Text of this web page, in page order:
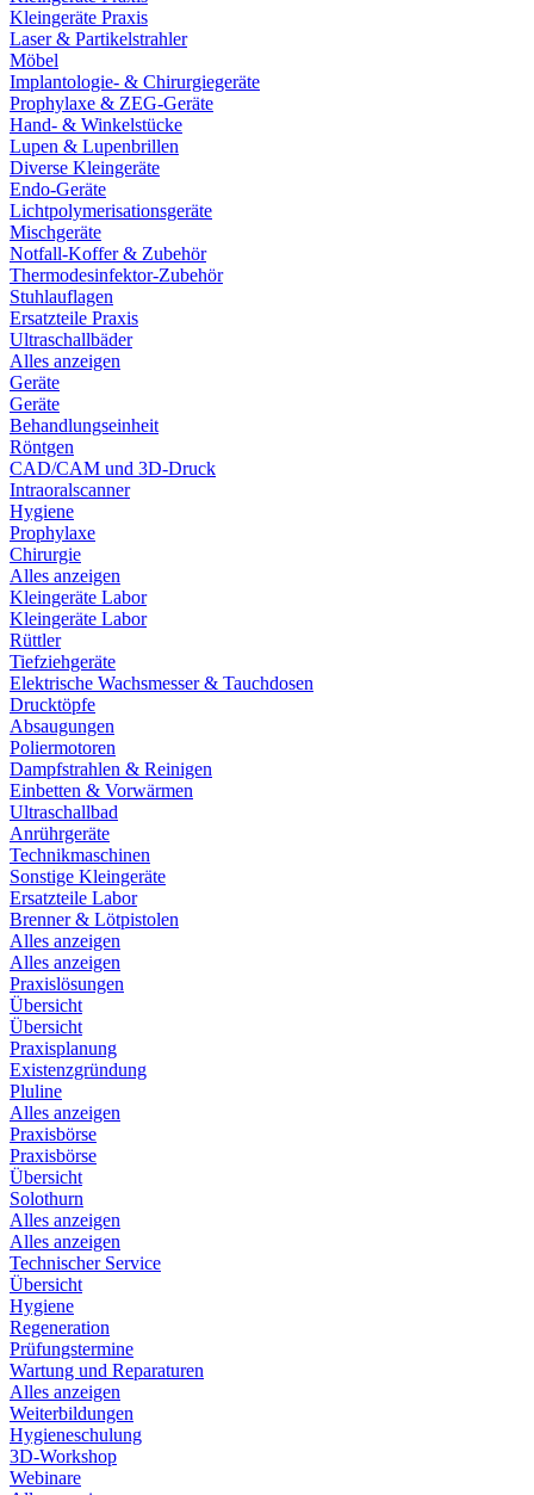
Kleingeräte Praxis
Laser & Partikelstrahler
Möbel
Implantologie- & Chirurgiegeräte
Prophylaxe & ZEG-Geräte
Hand- & Winkelstücke
Lupen & Lupenbrillen
Diverse Kleingeräte
Endo-Geräte
Lichtpolymerisationsgeräte
Mischgeräte
Notfall-Koffer & Zubehör
Thermodesinfektor-Zubehör
Stuhlauflagen
Ersatzteile Praxis
Ultraschallbäder
Alles anzeigen
Geräte
Geräte
Behandlungseinheit
Röntgen
CAD/CAM und 3D-Druck
Intraoralscanner
Hygiene
Prophylaxe
Chirurgie
Alles anzeigen
Kleingeräte Labor
Kleingeräte Labor
Rüttler
Tiefziehgeräte
Elektrische Wachsmesser & Tauchdosen
Drucktöpfe
Absaugungen
Poliermotoren
Dampfstrahlen & Reinigen
Einbetten & Vorwärmen
Ultraschallbad
Anrührgeräte
Technikmaschinen
Sonstige Kleingeräte
Ersatzteile Labor
Brenner & Lötpistolen
Alles anzeigen
Alles anzeigen
Praxislösungen
Übersicht
Übersicht
Praxisplanung
Existenzgründung
Pluline
Alles anzeigen
Praxisbörse
Praxisbörse
Übersicht
Solothurn
Alles anzeigen
Alles anzeigen
Technischer Service
Übersicht
Hygiene
Regeneration
Prüfungstermine
Wartung und Reparaturen
Alles anzeigen
Weiterbildungen
Hygieneschulung
3D-Workshop
Webinare